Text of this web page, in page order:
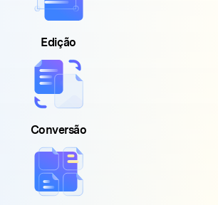
Edição
Conversão